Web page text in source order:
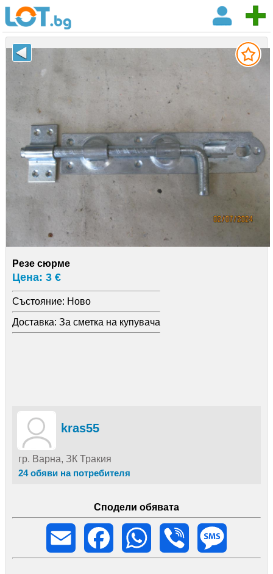
Резе сюрме
Цена: 3 €
Състояние: Ново
Доставка: За сметка на купувача
kras55
гр. Варна, ЗК Тракия
24 обяви на потребителя
Сподели обявата
Email
Facebook WhatsApp Viber